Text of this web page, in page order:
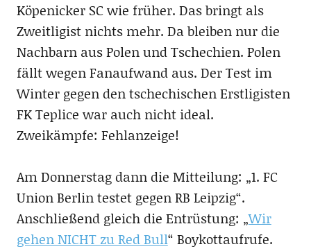
Köpenicker SC wie früher. Das bringt als
Zweitligist nichts mehr. Da bleiben nur die
Nachbarn aus Polen und Tschechien. Polen
fällt wegen Fanaufwand aus. Der Test im
Winter gegen den tschechischen Erstligisten
FK Teplice war auch nicht ideal.
Zweikämpfe: Fehlanzeige!
Am Donnerstag dann die Mitteilung: „1. FC
Union Berlin testet gegen RB Leipzig“.
Anschließend gleich die Entrüstung: „Wir
gehen NICHT zu Red Bull“ Boykottaufrufe.